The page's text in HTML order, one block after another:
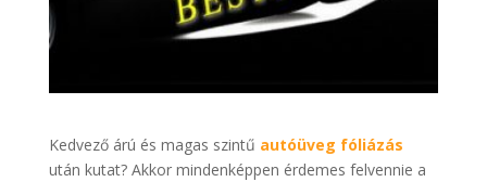
Kedvező árú és magas szintű autóüveg fóliázás
után kutat? Akkor mindenképpen érdemes felvennie a